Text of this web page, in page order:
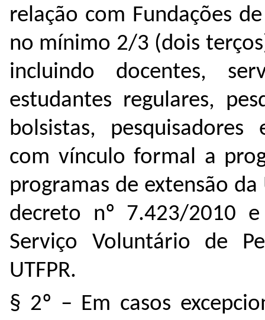
relação com Fundações
no mínimo 2/3 (dois
incluindo docentes,
estudantes regulares,
bolsistas,
com vínculo formal a
programas de extensão
decreto nº 7.423/2010
Serviço Voluntário de
UTFPR.
§ 2º – Em casos